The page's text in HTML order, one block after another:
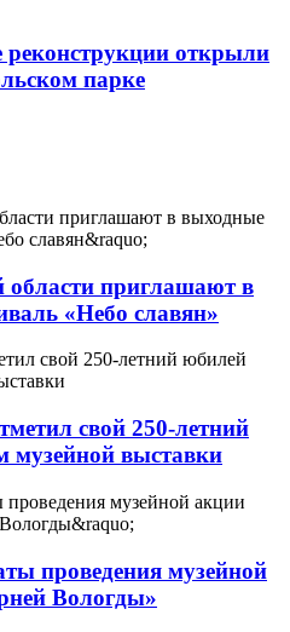
реконструкции открыли
парке
области приглашают в
«Небо славян»
свой 250-летний
музейной выставки
проведения музейной
Вологды»